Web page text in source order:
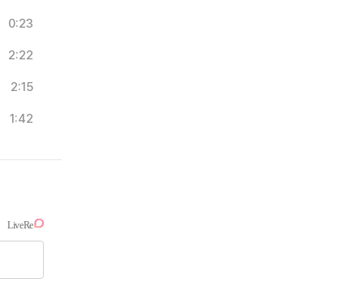
0:23
2:22
2:15
1:42